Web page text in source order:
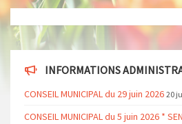
INFORMATIONS
CONSEIL MUNICIPAL du 29 juin 2026 20
CONSEIL MUNICIPAL du 5 juin 2026 *